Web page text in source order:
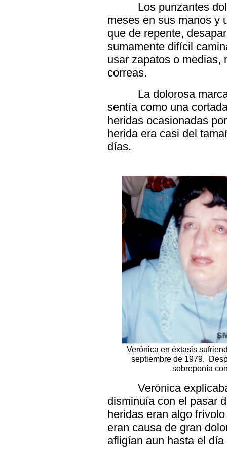
Los punzantes
meses en sus manos y
que de repente,
sumamente difícil
usar zapatos o medias,
correas.
La dolorosa
sentía como una
heridas ocasionadas
herida era casi del
días.
Verónica en éxtasis
septiembre de 1979.
sobreponía
Verónica
disminuía con el pasar
heridas eran algo
eran causa de gran
afligían aun hasta el día